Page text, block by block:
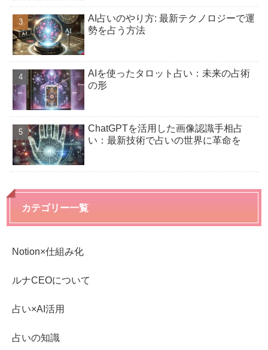
AI占いのやり方: 最新テクノロジーで運
勢を占う方法
AIを使ったタロット占い：未来の占術
の形
ChatGPTを活用した画像認識手相占
い：最新技術で占いの世界に革命を
カテゴリー一覧
Notion×仕組み化
ルナCEOについて
占い×AI活用
占いの知識